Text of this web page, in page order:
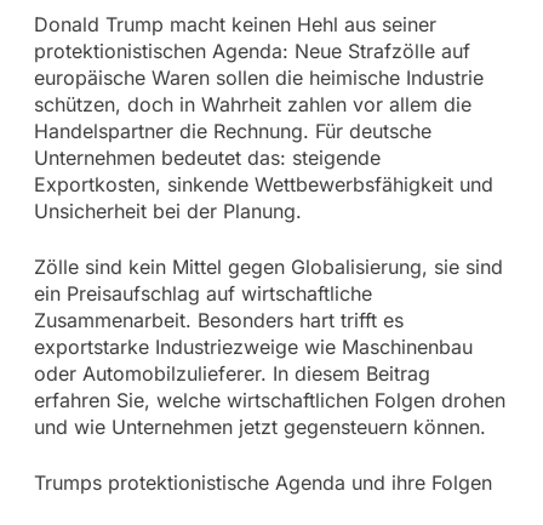
Donald Trump macht keinen Hehl aus seiner
protektionistischen Agenda: Neue Strafzölle auf
europäische Waren sollen die heimische Industrie
schützen, doch in Wahrheit zahlen vor allem die
Handelspartner die Rechnung. Für deutsche
Unternehmen bedeutet das: steigende
Exportkosten, sinkende Wettbewerbsfähigkeit und
Unsicherheit bei der Planung.
Zölle sind kein Mittel gegen Globalisierung, sie sind
ein Preisaufschlag auf wirtschaftliche
Zusammenarbeit. Besonders hart trifft es
exportstarke Industriezweige wie Maschinenbau
oder Automobilzulieferer. In diesem Beitrag
erfahren Sie, welche wirtschaftlichen Folgen drohen
und wie Unternehmen jetzt gegensteuern können.
Trumps protektionistische Agenda und ihre Folgen